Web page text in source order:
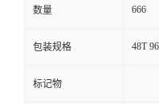
数量 666
包装规格 48T
标记物